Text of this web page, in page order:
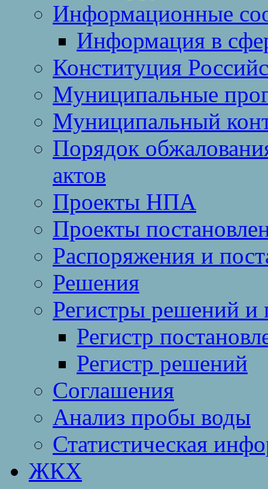
Информационные
Информация в
Конституция
Муниципальные
Муниципальный
Порядок
актов
Проекты НПА
Проекты
Распоряжения и
Решения
Регистры решений и
Регистр
Регистр решений
Соглашения
Анализ пробы воды
Статистическая
ЖКХ